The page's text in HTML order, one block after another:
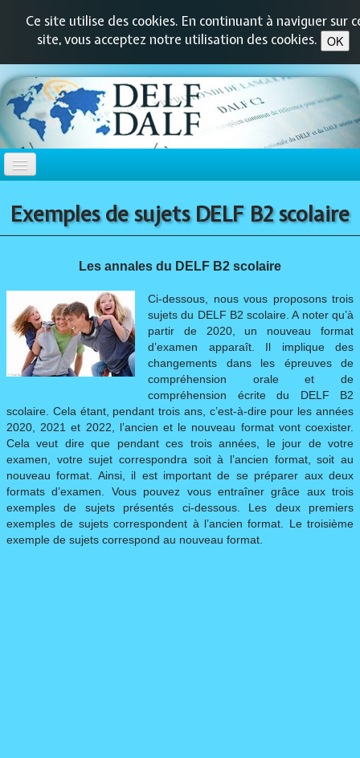
Ce site utilise des cookies. En continuant à naviguer sur
site, vous acceptez notre utilisation des cookies.
OK
DELF-DALF
DELF PRIM▼
DELF JUNIOR▼
DELF PRO▼
DILF
SUJETS▼
Exemples de sujets DELF B2 scolaire
Les annales du DELF B2 scolaire
Ci-dessous, nous vous proposons trois
sujets du DELF B2 scolaire. A noter qu’à
partir de 2020, un nouveau format
d’examen apparaît. Il implique des
changements dans les épreuves de
compréhension orale et de
compréhension écrite du DELF B2
scolaire. Cela étant, pendant trois ans, c’est-à-dire pour les années
2020, 2021 et 2022, l’ancien et le nouveau format vont coexister.
Cela veut dire que pendant ces trois années, le jour de votre
examen, votre sujet correspondra soit à l’ancien format, soit au
nouveau format. Ainsi, il est important de se préparer aux deux
formats d’examen. Vous pouvez vous entraîner grâce aux trois
exemples de sujets présentés ci-dessous. Les deux premiers
exemples de sujets correspondent à l’ancien format. Le troisième
exemple de sujets correspond au nouveau format.